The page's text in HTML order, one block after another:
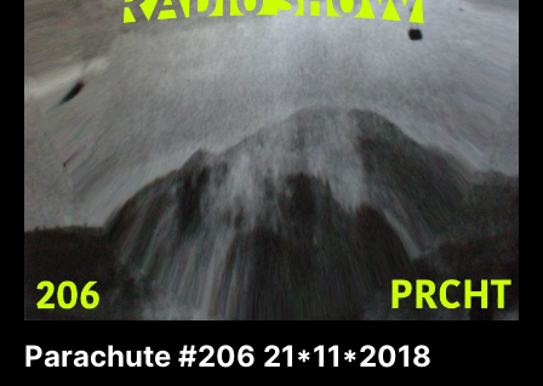
Parachute #206 21*11*2018